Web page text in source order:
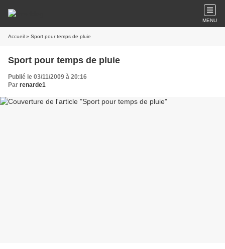
MENU
Accueil » Sport pour temps de pluie
Sport pour temps de pluie
Publié le 03/11/2009 à 20:16
Par renarde1